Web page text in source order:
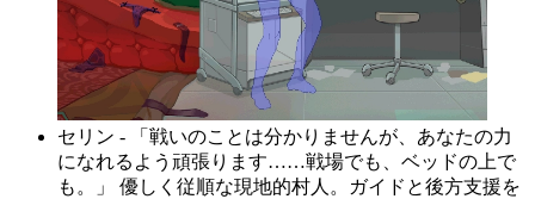
セリン - 「戦いのことは分かりませんが、あなたの力
になれるよう頑張ります……戦場でも、ベッドの上で
も。」 優しく従順な現地的村人。ガイドと後方支援を